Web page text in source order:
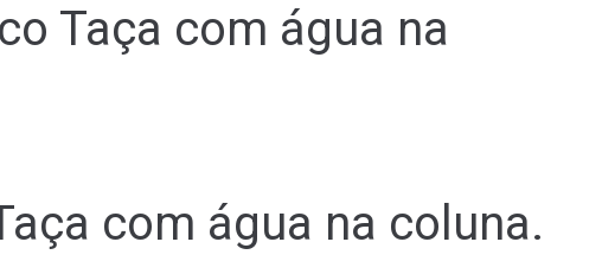
Taça com água na
com água na coluna.